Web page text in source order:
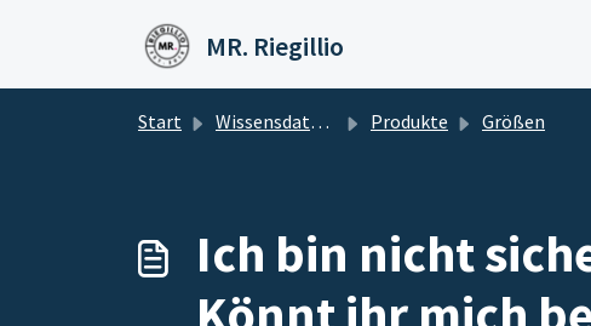
MR. Riegillio
Start Wissensdatenbank Produkte Größen
Ich bin nicht